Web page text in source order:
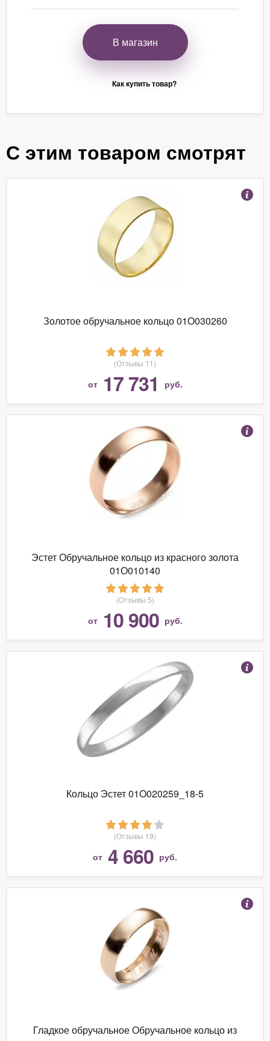
В магазин
Как купить товар?
С этим товаром смотрят
Золотое обручальное кольцо 01О030260
(Отзывы 11)
от 17 731 руб.
Эстет Обручальное кольцо из красного золота
01О010140
(Отзывы 5)
от 10 900 руб.
Кольцо Эстет 01O020259_18-5
(Отзывы 19)
от 4 660 руб.
Гладкое обручальное Обручальное кольцо из